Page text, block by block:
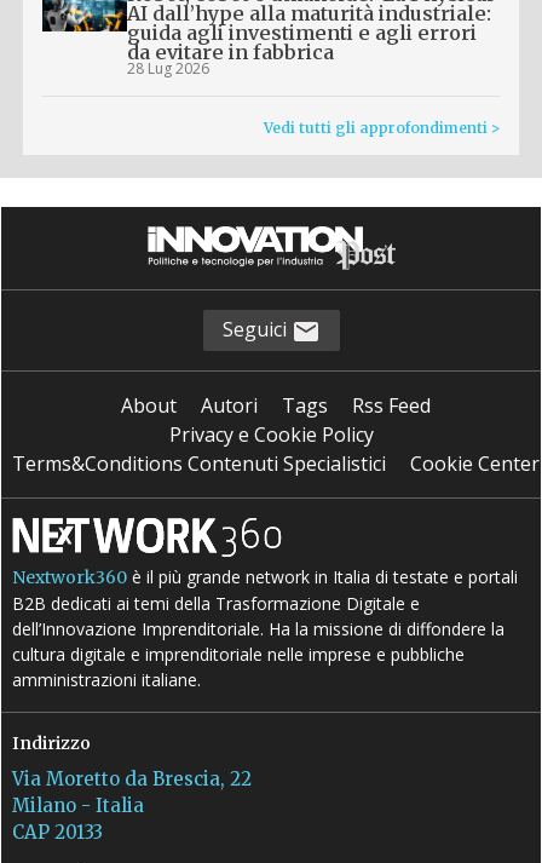
AI dall’hype alla maturità industriale:
guida agli investimenti e agli errori
da evitare in fabbrica
28 Lug 2026
Vedi tutti gli approfondimenti >
Seguici
About Autori Tags
Rss Feed
Privacy e Cookie Policy
Terms&Conditions Contenuti Specialistici
Cookie Center
Nextwork360 è il più grande network in Italia di testate e portali
B2B dedicati ai temi della Trasformazione Digitale e
dell’Innovazione Imprenditoriale. Ha la missione di diffondere la
cultura digitale e imprenditoriale nelle imprese e pubbliche
amministrazioni italiane.
Indirizzo
Via Moretto da Brescia, 22
Milano - Italia
CAP 20133